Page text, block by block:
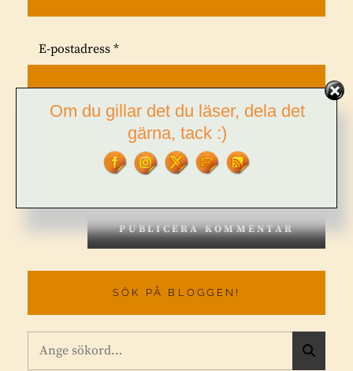
E-postadress *
SÖK PÅ BLOGGEN!
efter:
Om du gillar det du läser, dela det
gärna, tack :)